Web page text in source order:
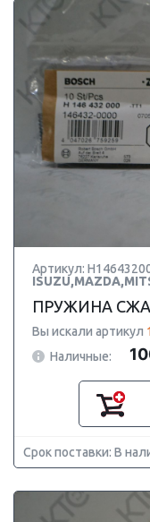
Артикул:
ПРУЖИНА
Вы искали артикул
Наличные:
Срок поставки: В